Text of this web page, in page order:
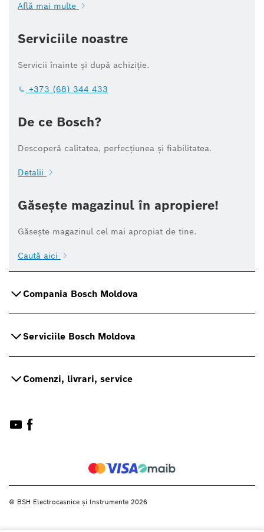
Află mai multe
Serviciile noastre
Servicii înainte și după achiziție.
+373 (68) 344 433
De ce Bosch?
Descoperă calitatea, perfecțiunea și fiabilitatea.
Detalii
Găsește magazinul în apropiere!
Găsește magazinul cel mai apropiat de tine.
Caută aici
Compania Bosch Moldova
Serviciile Bosch Moldova
Comenzi, livrari, service
© BSH Electrocasnice și Instrumente 2026